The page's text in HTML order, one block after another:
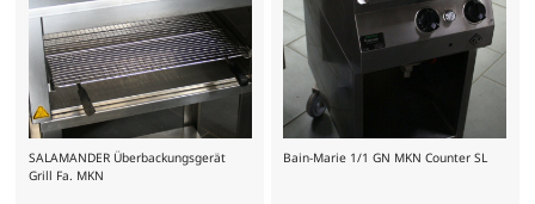
SALAMANDER Überbackungsgerät
Grill Fa. MKN
Bain-Marie 1/1 GN MKN Counter SL